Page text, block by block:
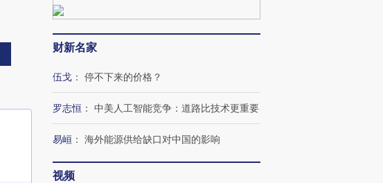
财新名家
伍戈 ： 停不下来的价格？
罗志恒 ： 中美人工智能竞争：道路比技术更重要
易峘 ： 海外能源供给缺口对中国的影响
视频